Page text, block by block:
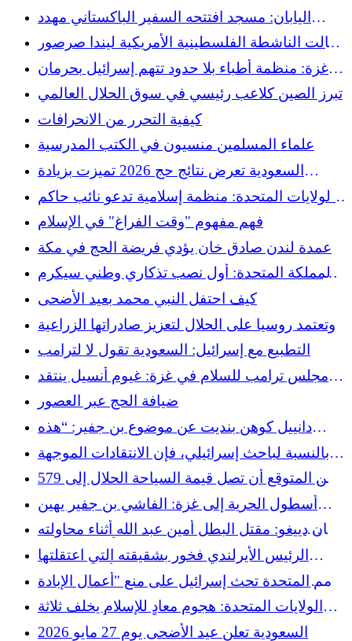
اليابان: مسجد افتتحه السفير الباكستاني مهدد
قالت الناشطة الفلسطينية الأمريكية ليندا صرصور
إنها مُنعت من دخول إسرائيل بسبب دعمها
للفلسطينيين.
غزة: منظمة أطباء بلا حدود تتهم إسرائيل بحرمان
السكان من الماء والغذاء والرعاية الصحية
تبرز الصين كلاعب رئيسي في سوق الحلال العالمي
كيفية التحرر من الانحرافات
علماء المسلمين منسيون في الكتب المدرسية
السعودية تعرض نتائج حج 2026 تميزت بزيادة
استخدام الذكاء الاصطناعي ومشاركة 1.7 مليون
حاج
الولايات المتحدة: منظمة إسلامية تدعو نائب حاكم
ولاية إنديانا للقاء الجالية المسلمة بعد تصريحات
معادية للإسلام
فهم مفهوم "وقت الفراغ" في الإسلام
عمدة لندن صادق خان يؤدي فريضة الحج في مكة
المملكة المتحدة: أول نصب تذكاري وطني سيكرم
ذكرى الجنود المسلمين
كيف احتفل النبي محمد بعيد الأضحى
وتعتمد روسيا على الحلال لتعزيز صادراتها الزراعية
التطبيع مع إسرائيل: السعودية تقول لا لترامب
مجلس ترامب للسلام في غزة: غيوم أنسيل ينتقد
ضيافة الحج عبر العصور
دانييل كوهن بنديت عن موضوع بن جفير: “هذه
جحافل من الفاشيين الذين يريدون التطهير العرقي
للفلسطينيين.
بالنسبة لباحث إسرائيلي، فإن الانتقادات الموجهة
ضد بن جفير تهدف قبل كل شيء إلى الحفاظ على
صورة البلاد
ومن المتوقع أن تصل قيمة السياحة الحلال إلى 579
مليار دولار بحلول عام 2036
أسطول الحرية إلى غزة: الفاشي بن جفير يهين
النشطاء في مقطع فيديو يثير فضيحة العالم
سان دييغو: مقتل البطل أمين عبد الله أثناء محاولته
تحييد مطلقي النار في أحد المساجد
الرئيس الأيرلندي فخور بشقيقته التي اعتقلتها
إسرائيل خلال أسطول غزة
الأمم المتحدة تحث إسرائيل على منع "أعمال الإبادة
الجماعية" في غزة
الولايات المتحدة: هجوم معادٍ للإسلام يخلف ثلاثة
قتلى أمام مسجدالسعودية تعلن عيد الأضحى يوم 27 مايو 2026